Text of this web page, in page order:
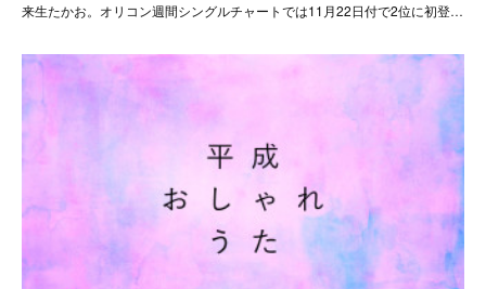
来生たかお。オリコン週間シングルチャートでは11月22日付で2位に初登…